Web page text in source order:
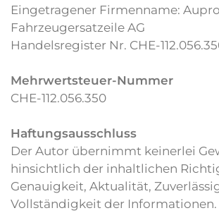
Eingetragener Firmenname: Aupro
Fahrzeugersatzeile AG
Handelsregister Nr. CHE-
Mehrwertsteuer-Nummer
CHE-112.056.350
Haftungsausschluss
Der Autor übernimmt keinerlei
hinsichtlich der inhaltlichen
Genauigkeit, Aktualität,
Vollständigkeit der Informationen.